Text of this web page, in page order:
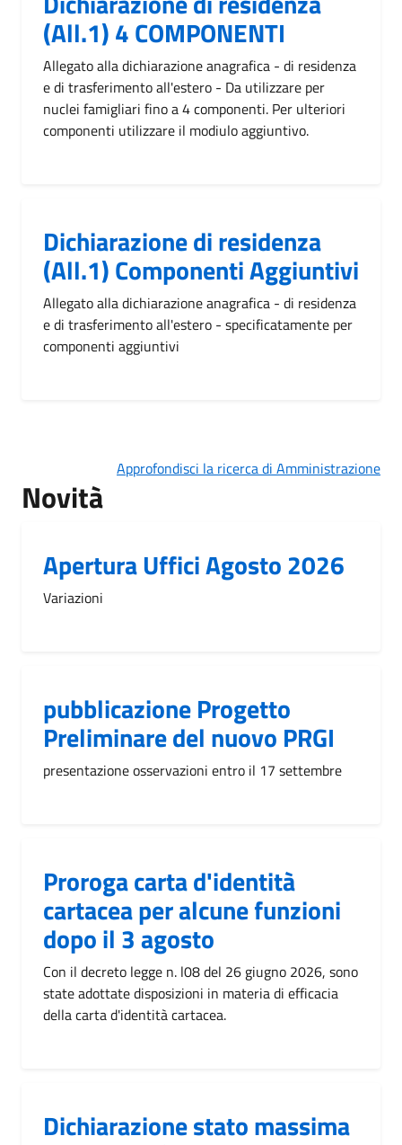
(All.1) 4 COMPONENTI
Allegato alla dichiarazione anagrafica - di residenza
e di trasferimento all'estero - Da utilizzare per
nuclei famigliari fino a 4 componenti. Per ulteriori
componenti utilizzare il modiulo aggiuntivo.
Dichiarazione di residenza
(All.1) Componenti Aggiuntivi
Allegato alla dichiarazione anagrafica - di residenza
e di trasferimento all'estero - specificatamente per
componenti aggiuntivi
Approfondisci la ricerca di Amministrazione
Novità
Apertura Uffici Agosto 2026
Variazioni
pubblicazione Progetto
Preliminare del nuovo PRGI
presentazione osservazioni entro il 17 settembre
Proroga carta d'identità
cartacea per alcune funzioni
dopo il 3 agosto
Con il decreto legge n. l08 del 26 giugno 2026, sono
state adottate disposizioni in materia di efficacia
della carta d'identità cartacea.
Dichiarazione stato massima